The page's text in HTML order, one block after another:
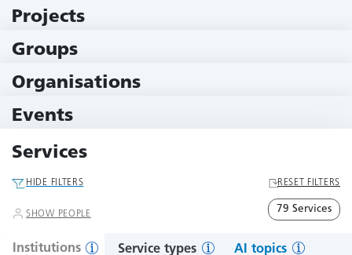
Projects
Groups
Organisations
Events
Services
HIDE FILTERS RESET FILTERS
SHOW PEOPLE 79 Services
Institutions Service types AI topics